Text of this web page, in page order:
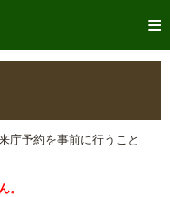
庁予約を事前に行うこと
。